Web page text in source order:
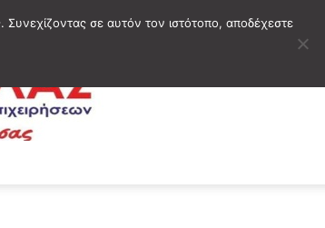
σε αυτόν τον ιστότοπο, αποδέχεστε